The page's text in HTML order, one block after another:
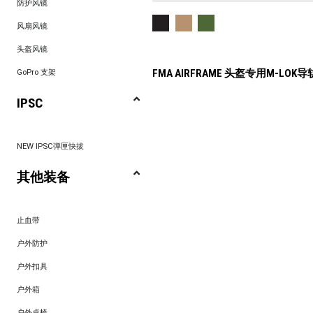
防护风镜
风扇风镜
头盔风镜
GoPro 支架
IPSC
NEW IPSC弹匣快拔
其他装备
止血带
户外防护
户外扣具
户外箱
FMA AIRFRAME 头盔专用M-LOK导